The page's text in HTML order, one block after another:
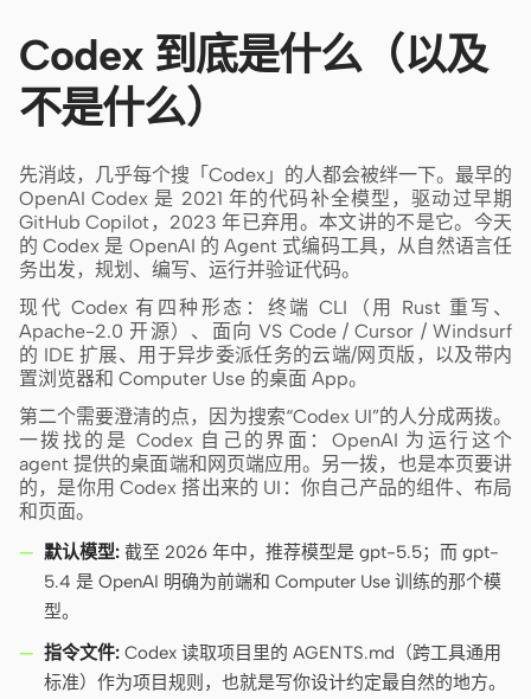
截图转代码 HTML to PPT
设计系统
博客 客户故事
教程 比较
下载桌面端
贡献者
版主 Events
Codex 到底是什么（以及
不是什么）
先消歧，几乎每个搜「Codex」的人都会被绊一下。最早的
OpenAI Codex 是 2021 年的代码补全模型，驱动过早期
GitHub Copilot，2023 年已弃用。本文讲的不是它。今天
的 Codex 是 OpenAI 的 Agent 式编码工具，从自然语言任
务出发，规划、编写、运行并验证代码。
现代 Codex 有四种形态：终端 CLI（用 Rust 重写、
Apache-2.0 开源）、面向 VS Code / Cursor / Windsurf
的 IDE 扩展、用于异步委派任务的云端/网页版，以及带内
置浏览器和 Computer Use 的桌面 App。
第二个需要澄清的点，因为搜索“Codex UI”的人分成两拨。
一拨找的是 Codex 自己的界面：OpenAI 为运行这个
agent 提供的桌面端和网页端应用。另一拨，也是本页要讲
的，是你用 Codex 搭出来的 UI：你自己产品的组件、布局
和页面。
默认模型: 截至 2026 年中，推荐模型是 gpt-5.5；而 gpt-
5.4 是 OpenAI 明确为前端和 Computer Use 训练的那个模
型。
指令文件: Codex 读取项目里的 AGENTS.md（跨工具通用
标准）作为项目规则，也就是写你设计约定最自然的地方。